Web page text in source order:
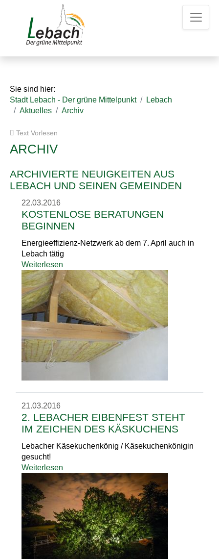
u
h
K
Sie sind hier:
Stadt Lebach - Der grüne Mittelpunkt
Lebach
Aktuelles
Archiv
Text Vorlesen
ARCHIV
ARCHIVIERTE NEUIGKEITEN AUS
LEBACH UND SEINEN GEMEINDEN
22.03.2016
KOSTENLOSE BERATUNGEN
BEGINNEN
Energieeffizienz-Netzwerk ab dem 7. April auch in
Lebach tätig
Weiterlesen
21.03.2016
2. LEBACHER EIBENFEST STEHT
IM ZEICHEN DES KÄSKUCHENS
Lebacher Käsekuchenkönig / Käsekuchenkönigin
gesucht!
Weiterlesen